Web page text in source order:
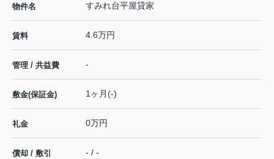
物件名 すみれ台平屋貸家
賃料 4.6万円
管理 / 共益費 -
敷金(保証金) 1ヶ月(-)
礼金 0万円
償却 / 敷引 - / -